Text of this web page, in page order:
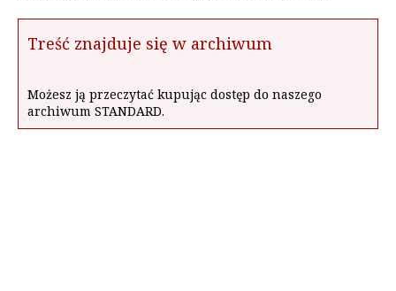
Treść znajduje się w archiwum
Możesz ją przeczytać kupując dostęp do naszego
archiwum STANDARD.